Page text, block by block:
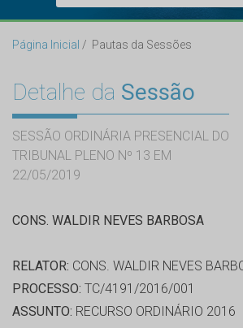
Página Inicial Pautas da Sessões
Detalhe da Sessão
SESSÃO ORDINÁRIA PRESENCIAL DO
TRIBUNAL PLENO Nº 13 EM
22/05/2019
CONS. WALDIR NEVES BARBOSA
RELATOR: CONS. WALDIR NEVES
PROCESSO: TC/4191/2016/001
ASSUNTO: RECURSO ORDINÁRIO 2016